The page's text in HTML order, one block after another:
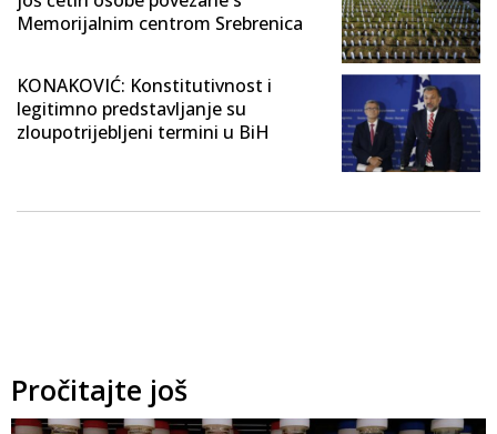
Memorijalnim centrom Srebrenica
KONAKOVIĆ: Konstitutivnost i
legitimno predstavljanje su
zloupotrijebljeni termini u BiH
Pročitajte još